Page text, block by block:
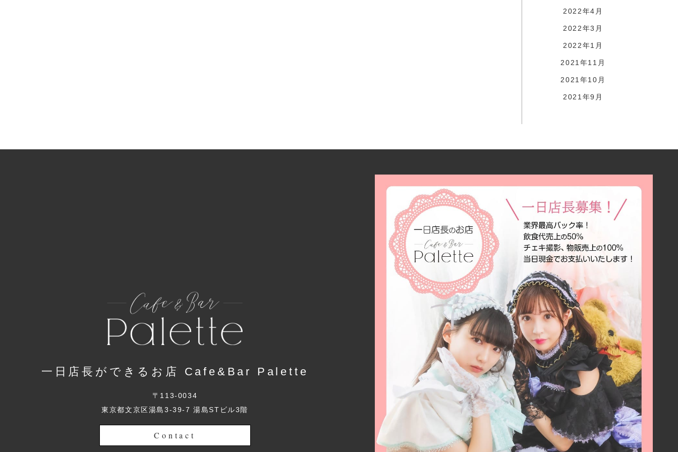
2022年4月
2022年3月
2022年1月
2021年11月
2021年10月
2021年9月
一日店長ができるお店 Cafe&Bar Palette
〒113-0034
東京都文京区湯島3-39-7 湯島STビル3階
Contact